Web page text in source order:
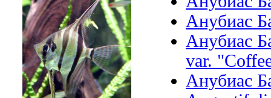
Анубиас
Анубиас
var.
Анубиас